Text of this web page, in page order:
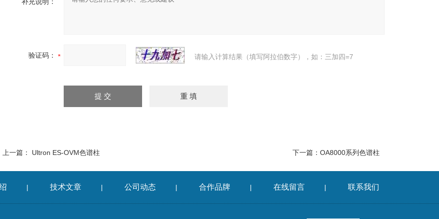
验证码： 请输入计算结果（填写阿拉伯数字），如：三加四=7
上一篇： Ultron ES-OVM色谱柱 下一篇： OA8000系列色谱柱
| 技术文章 | 公司动态 | 合作品牌 | 在线留言 | 联系我们